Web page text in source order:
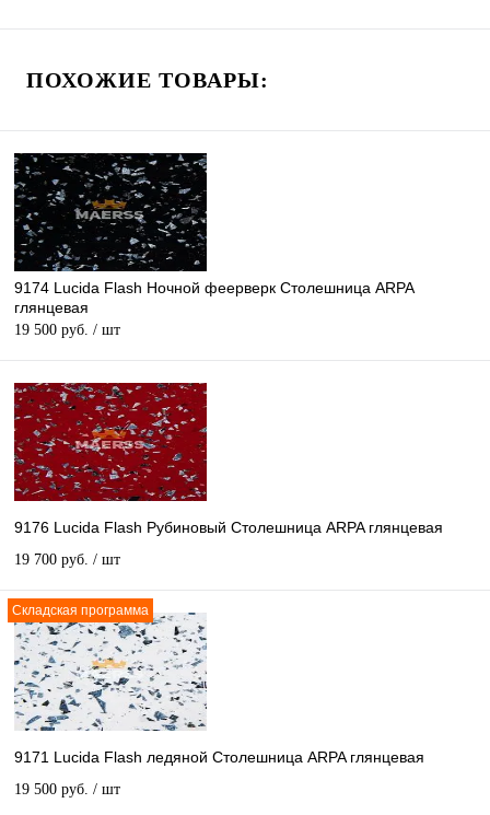
ПОХОЖИЕ ТОВАРЫ:
9174 Lucida Flash Ночной феерверк Столешница ARPA
глянцевая
19 500 руб. / шт
9176 Lucida Flash Рубиновый Столешница ARPA глянцевая
19 700 руб. / шт
Складская программа
9171 Lucida Flash ледяной Столешница ARPA глянцевая
19 500 руб. / шт